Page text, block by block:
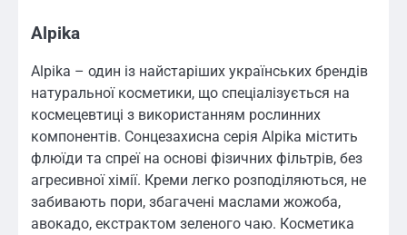
Alpika
Alpika – один із найстаріших українських брендів
натуральної косметики, що спеціалізується на
космецевтиці з використанням рослинних
компонентів. Сонцезахисна серія Alpika містить
флюїди та спреї на основі фізичних фільтрів, без
агресивної хімії. Креми легко розподіляються, не
забивають пори, збагачені маслами жожоба,
авокадо, екстрактом зеленого чаю. Косметика